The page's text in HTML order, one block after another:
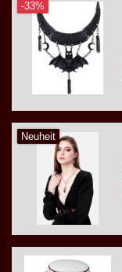
-33%
Neuheit